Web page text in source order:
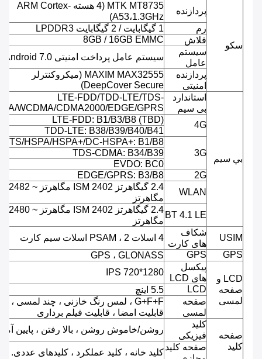
سکو
پردازنده
MTK MT8735 (4 هسته ARM Cortex-
A53،1.3GHz)
رم
1 گیگابایت / 2 گیگابایت LPDDR3
فلاش
8GB / 16GB EMMC
سیستم
عامل
سیستم عامل پرداخت امنیتی Android 7.0
پردازنده
امنیتی
MAXIM MAX32555 (میکروکنترلر
DeepCover Secure)
بي سيم
استاندارد
بی سیم
LTE-FDD/TDD-LTE/TDS-
WCDMA/CDMA2000/EDGE/GPRS
4G
LTE-FDD: B1/B3/B8 (TBD)
TDD-LTE: B38/B39/B40/B41
3G
HSPA/HSPA+/DC-HSPA+: B1/B8
TDS-CDMA: B34/B39
EVDO: BC0
2G
EDGE/GPRS: B3/B8
WLAN
2.4 گیگاهرتز ISM 2402 مگاهرتز ~ 2482
مگاهرتز
BT 4.1 LE
2.4 گیگاهرتز ISM 2402 مگاهرتز ~ 2480
مگاهرتز
USIM
شکاف
های کارت
4 اسلات PSAM ، 2 اسلات سیم کارت
GPS
GPS GPS ، GLONASS
LCD و
صفحه
لمسی
پیکسل
های LCD
IPS 720*1280
LCD
5.5 اینچ
صفحه
لمسی
G+F+F ، لمس رنگ خازنی ، چند لمسی ،
قابلیت امضا ، قابلیت فیلم برداری
صفحه
کلید
کلید
فیزیکی
روشن/خاموش روشن ، بالا رفتن ، پایین
صفحه کلید
کلید خانه ، کلید عملکرد ، کلیدهای عددی.